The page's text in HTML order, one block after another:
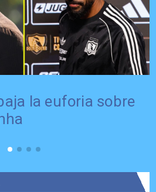
la euforia sobre